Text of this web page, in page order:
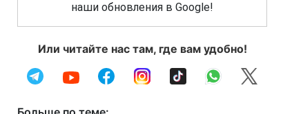
наши обновления в Google!
Или читайте нас там, где вам удобно!